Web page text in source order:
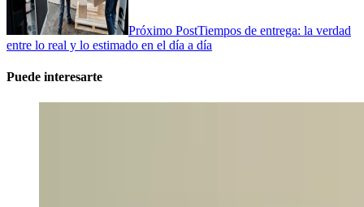
Próximo PostTiempos de entrega: la verdad
entre lo real y lo estimado en el día a día
Puede interesarte